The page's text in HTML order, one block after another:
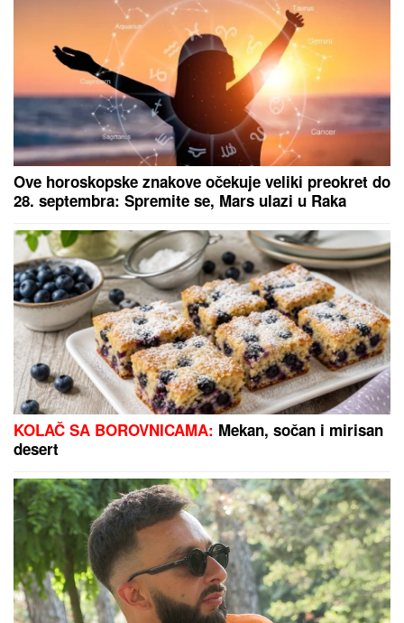
OD SAOBRAĆAJNICE DO ZELENE
OAZE SA KAFIĆIMA I VIDIKOVCIMA:
Novi most na Savi promeniće lice
Beograda i postati atraktivni javni
prostor
U SRED OPERACIJE UDARIOZEMLjOTRES
Neverovatan snimak: Lekari leteli po sali, o reakciji
hirurga svi pričaju (VIDEO)
Vic dana: Pije Mujo pivo za šankom
u pivnici posle radnog vremena...